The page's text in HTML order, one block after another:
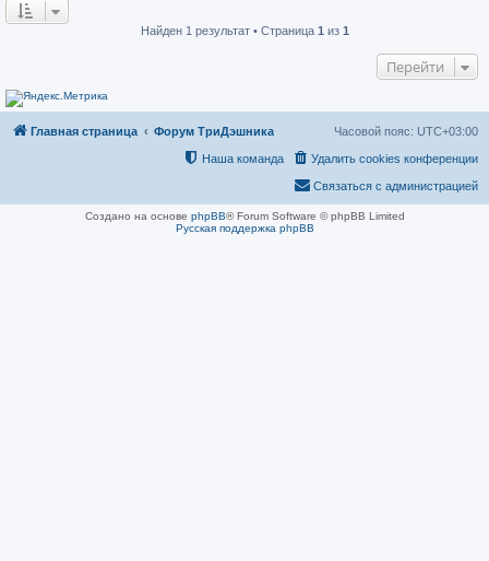
и
Найден 1 результат • Страница 1 из 1
Перейти
Главная страница Форум ТриДэшника Часовой пояс: UTC+03:00
Удалить cookies конференции
Наша команда
Связаться с администрацией
Создано на основе phpBB® Forum Software © phpBB Limited
Русская поддержка phpBB